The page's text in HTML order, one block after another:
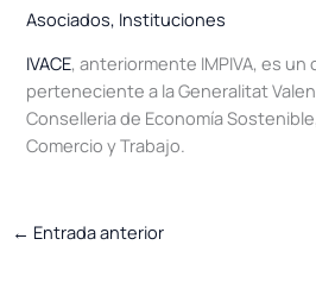
Asociados, Instituciones
IVACE, anteriormente IMPIVA, es
perteneciente a la Generalitat
Conselleria de Economía
Comercio y Trabajo.
← Entrada anterior